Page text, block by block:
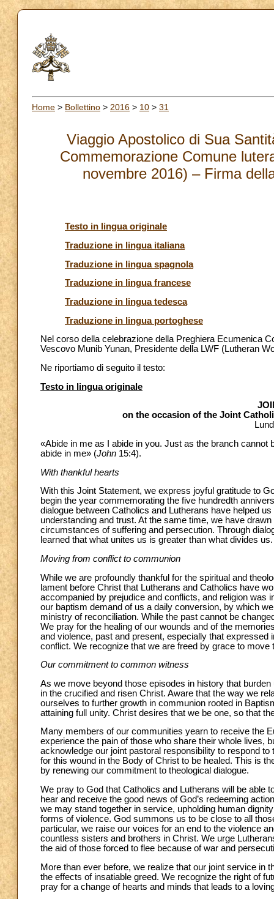
Home > Bollettino > 2016 > 10 > 31
Viaggio Apostolico di Sua
Commemorazione Comune
novembre 2016) – Firma
Testo in lingua originale
Traduzione in lingua italiana
Traduzione in lingua spagnola
Traduzione in lingua francese
Traduzione in lingua tedesca
Traduzione in lingua portoghese
Nel corso della celebrazione della Preghiera Ecumenica
Vescovo Munib Yunan, Presidente della LWF (Lutheran
Ne riportiamo di seguito il testo:
Testo in lingua originale
on the occasion of the Joint
«Abide in me as I abide in you. Just as the branch
abide in me» (John 15:4).
With thankful hearts
With this Joint Statement, we express joyful gratitude to
begin the year commemorating the five hundredth
dialogue between Catholics and Lutherans have helped
understanding and trust. At the same time, we have
circumstances of suffering and persecution. Through
learned that what unites us is greater than what divides us.
Moving from conflict to communion
While we are profoundly thankful for the spiritual and
lament before Christ that Lutherans and Catholics have
accompanied by prejudice and conflicts, and religion
our baptism demand of us a daily conversion, by which
ministry of reconciliation. While the past cannot be
We pray for the healing of our wounds and of the
and violence, past and present, especially that expressed
conflict. We recognize that we are freed by grace to
Our commitment to common witness
As we move beyond those episodes in history that
in the crucified and risen Christ. Aware that the way we
ourselves to further growth in communion rooted in
attaining full unity. Christ desires that we be one, so that
Many members of our communities yearn to receive the
experience the pain of those who share their whole lives,
acknowledge our joint pastoral responsibility to respond
for this wound in the Body of Christ to be healed. This is
by renewing our commitment to theological dialogue.
We pray to God that Catholics and Lutherans will be able
hear and receive the good news of God’s redeeming
we may stand together in service, upholding human
forms of violence. God summons us to be close to all
particular, we raise our voices for an end to the violence
countless sisters and brothers in Christ. We urge
the aid of those forced to flee because of war and
More than ever before, we realize that our joint service in
the effects of insatiable greed. We recognize the right of
pray for a change of hearts and minds that leads to a